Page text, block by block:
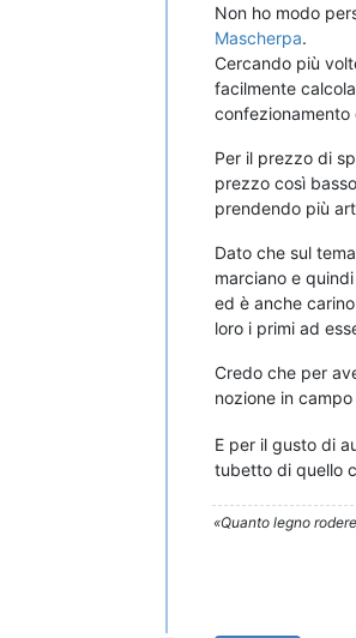
Non ho modo
Mascherpa.
Cercando più
facilmente
Per il prezzo di
prezzo così
prendendo più
Dato che sul
marciano e
ed è anche
loro i primi ad
Credo che per
nozione in
E per il gusto di
tubetto di quello
«Quanto legno